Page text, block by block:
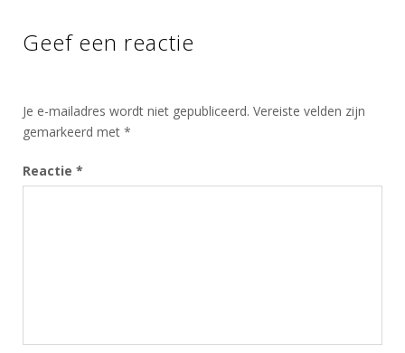
Geef een reactie
Je e-mailadres wordt niet gepubliceerd. Vereiste velden zijn
gemarkeerd met *
Reactie *